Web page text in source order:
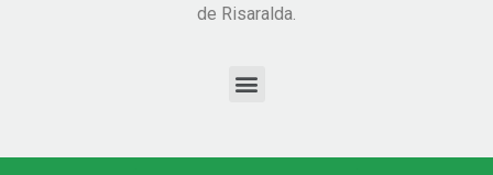
de Risaralda.